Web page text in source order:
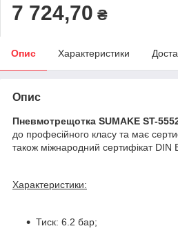
7 724,70 ₴
Опис Характеристики
Опис
Пневмотрещотка SUMAKE ST-
до професійного класу та має
також міжнародний сертифікат DIN
Характеристики:
Тиск: 6.2 бар;